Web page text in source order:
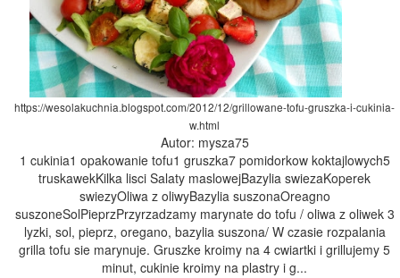
https://wesolakuchnia.blogspot.com/2012/12/grillowane-tofu-gruszka-i-cukinia-
w.html
Autor: mysza75
1 cukinia1 opakowanie tofu1 gruszka7 pomidorkow koktajlowych5
truskawekKilka lisci Salaty maslowejBazylia swiezaKoperek
swiezyOliwa z oliwyBazylia suszonaOreagno
suszoneSolPieprzPrzyrzadzamy marynate do tofu / oliwa z oliwek 3
lyzki, sol, pieprz, oregano, bazylia suszona/ W czasie rozpalania
grilla tofu sie marynuje. Gruszke kroimy na 4 cwiartki i grillujemy 5
minut, cukinie kroimy na plastry i g...